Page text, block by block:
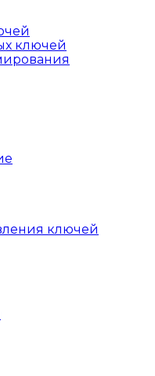
ключей
ключей